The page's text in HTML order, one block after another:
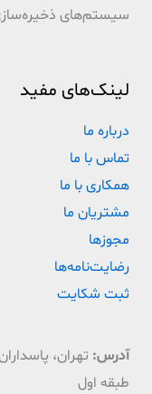
سیستم‌های
لینک‌های مفید
درباره ما
تماس با ما
همکاری با ما
مشتریان ما
مجوزها
رضایت‌نامه‌ها
ثبت شکایت
آدرس:
طبقه اول